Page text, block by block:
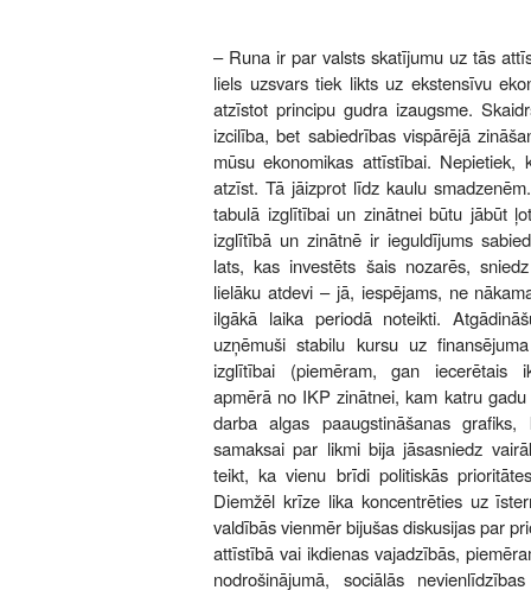
– Runa ir par valsts skatījumu uz tās
liels uzsvars tiek likts uz ekstensīvu
atzīstot principu gudra izaugsme.
izcilība, bet sabiedrības vispārējā
mūsu ekonomikas attīstībai.
atzīst. Tā jāizprot līdz kaulu
tabulā izglītībai un zinātnei būtu jābūt
izglītībā un zinātnē ir ieguldījums
lats, kas investēts šais nozarēs,
lielāku atdevi – jā, iespējams, ne
ilgākā laika periodā noteikti.
uzņēmuši stabilu kursu uz
izglītībai (piemēram, gan iecerētais
apmērā no IKP zinātnei, kam katru
darba algas paaugstināšanas
samaksai par likmi bija jāsasniedz
teikt, ka vienu brīdi politiskās
Diemžēl krīze lika koncentrēties uz
valdībās vienmēr bijušas diskusijas par
attīstībā vai ikdienas vajadzībās,
nodrošinājumā, sociālās